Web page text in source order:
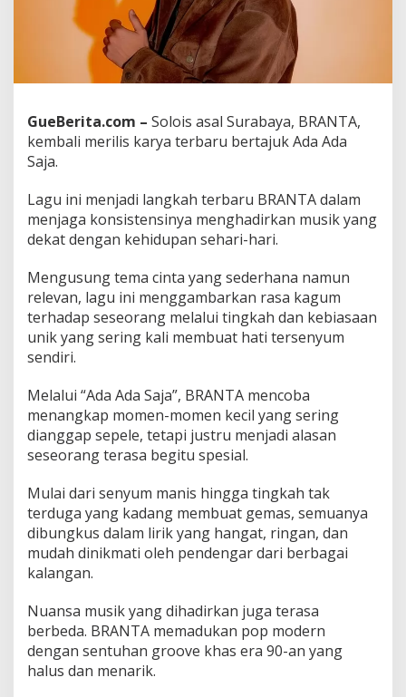
n
t
s
y
g
K
a
k
d
a
M
a
n
i
s
a
t
S
i
l
e
"
A
d
a
S
j
GueBerita.com – Solois asal Surabaya, BRANTA,
kembali merilis karya terbaru bertajuk Ada Ada
Saja.
Lagu ini menjadi langkah terbaru BRANTA dalam
menjaga konsistensinya menghadirkan musik yang
dekat dengan kehidupan sehari-hari.
Mengusung tema cinta yang sederhana namun
relevan, lagu ini menggambarkan rasa kagum
terhadap seseorang melalui tingkah dan kebiasaan
unik yang sering kali membuat hati tersenyum
sendiri.
Melalui “Ada Ada Saja”, BRANTA mencoba
menangkap momen-momen kecil yang sering
dianggap sepele, tetapi justru menjadi alasan
seseorang terasa begitu spesial.
Mulai dari senyum manis hingga tingkah tak
terduga yang kadang membuat gemas, semuanya
dibungkus dalam lirik yang hangat, ringan, dan
mudah dinikmati oleh pendengar dari berbagai
kalangan.
Nuansa musik yang dihadirkan juga terasa
berbeda. BRANTA memadukan pop modern
dengan sentuhan groove khas era 90-an yang
halus dan menarik.